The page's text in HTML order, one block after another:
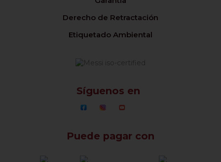
Derecho de Retractación
Etiquetado Ambiental
Síguenos en
Puede pagar con